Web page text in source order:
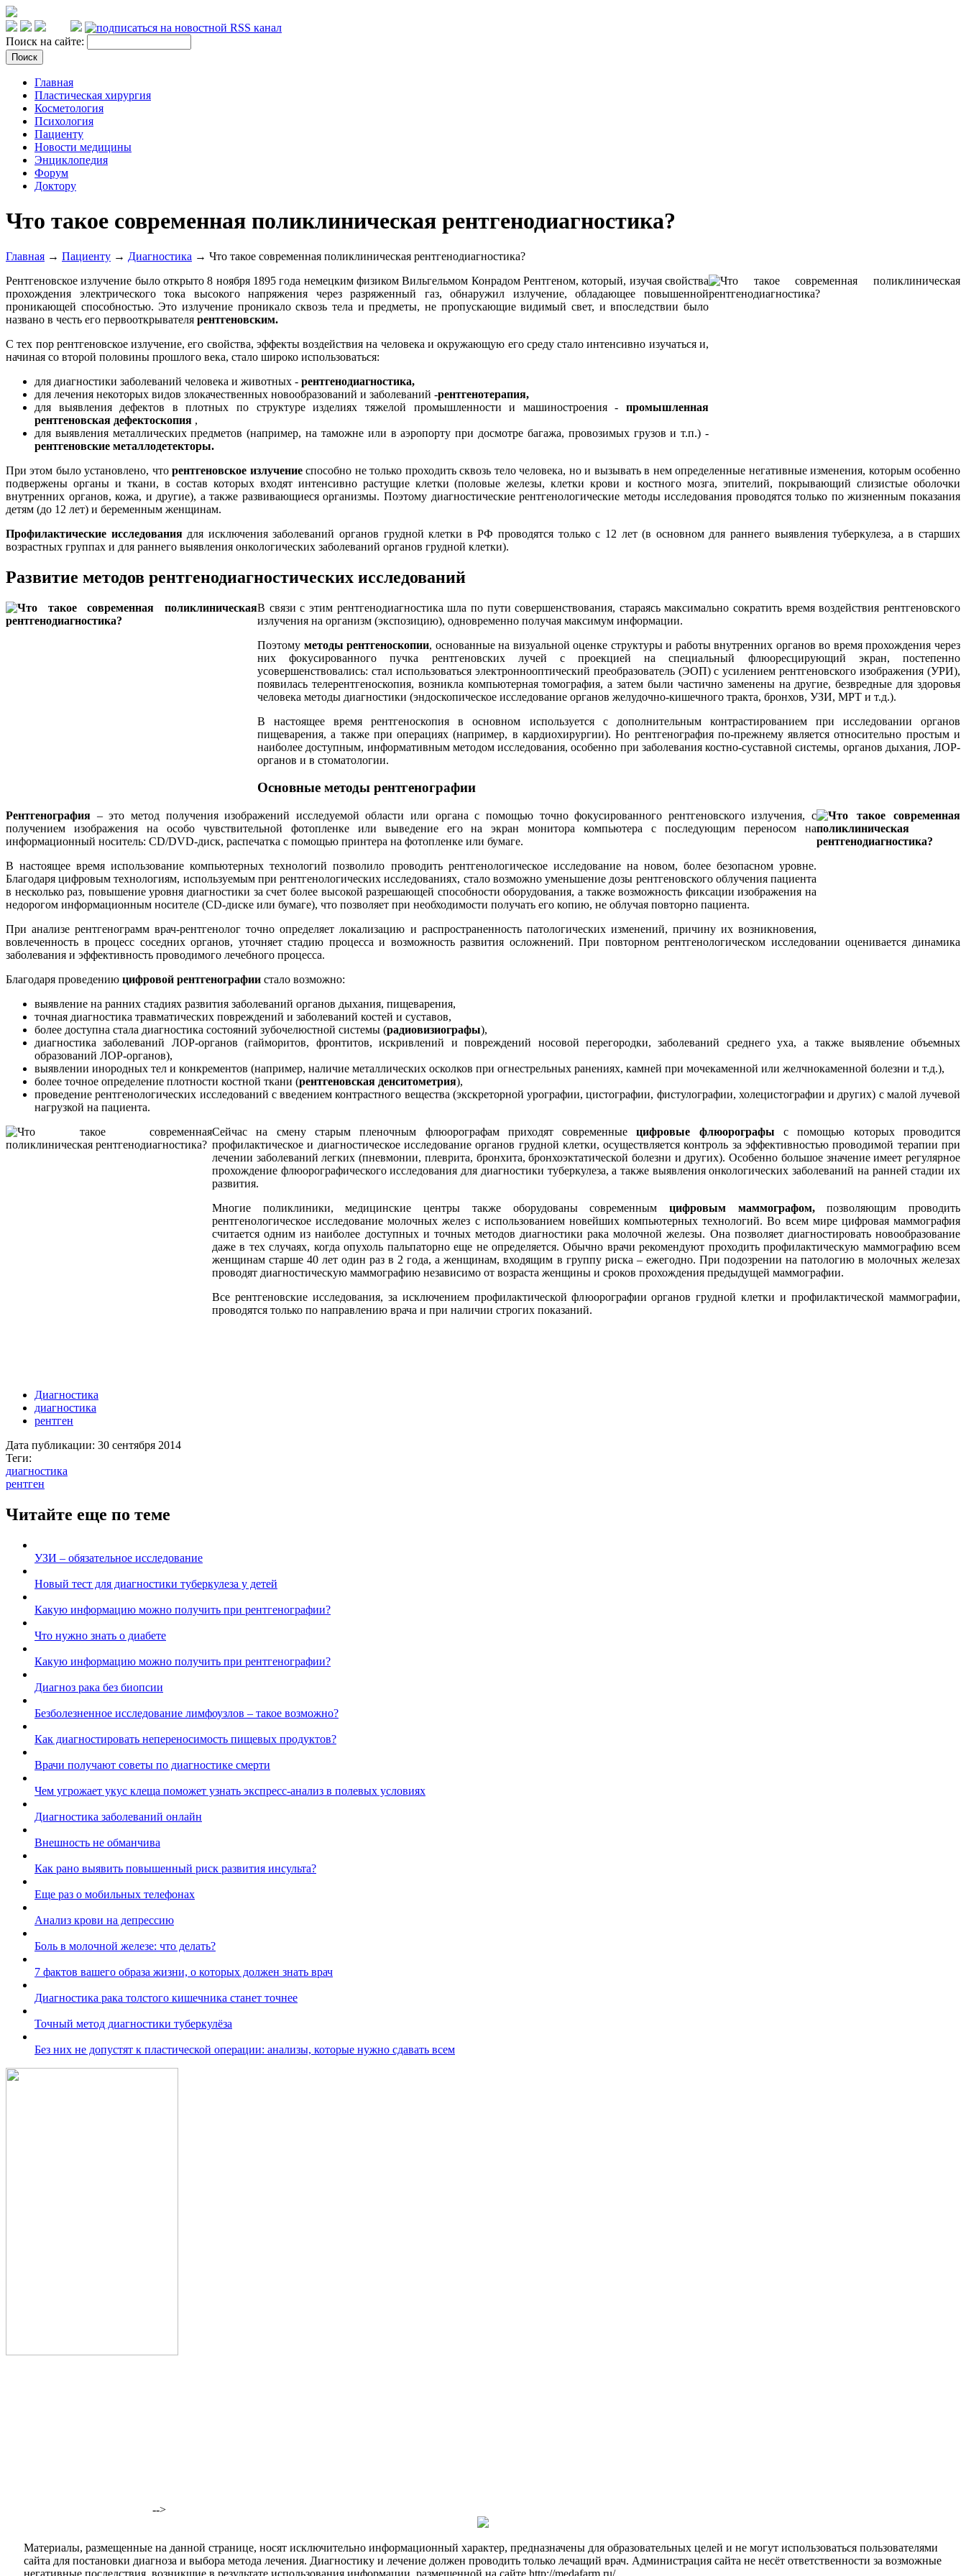
Поиск на сайте:
Главная
Пластическая хирургия
Косметология
Психология
Пациенту
Новости медицины
Энциклопедия
Форум
Доктору
Что такое современная поликлиническая рентгенодиагностика?
Главная → Пациенту → Диагностика → Что такое современная поликлиническая рентгенодиагностика?
Рентгеновское излучение было открыто 8 ноября 1895 года немецким физиком Вильгельмом Конрадом Рентгеном, который, изучая свойства
прохождения электрического тока высокого напряжения через разряженный газ, обнаружил излучение, обладающее повышенной
проникающей способностью. Это излучение проникало сквозь тела и предметы, не пропускающие видимый свет, и впоследствии было
названо в честь его первооткрывателя рентгеновским.
С тех пор рентгеновское излучение, его свойства, эффекты воздействия на человека и окружающую его среду стало интенсивно изучаться и,
начиная со второй половины прошлого века, стало широко использоваться:
для диагностики заболеваний человека и животных - рентгенодиагностика,
для лечения некоторых видов злокачественных новообразований и заболеваний -рентгенотерапия,
для выявления дефектов в плотных по структуре изделиях тяжелой промышленности и машиностроения - промышленная
рентгеновская дефектоскопия ,
для выявления металлических предметов (например, на таможне или в аэропорту при досмотре багажа, провозимых грузов и т.п.) -
рентгеновские металлодетекторы.
При этом было установлено, чторентгеновское излучениеспособно не только проходить сквозь тело человека, но и вызывать в нем определенные негативные изменения, которым особенно
подвержены органы и ткани, в состав которых входят интенсивно растущие клетки (половые железы, клетки крови и костного мозга, эпителий, покрывающий слизистые оболочки
внутренних органов, кожа, и другие), а также развивающиеся организмы. Поэтому диагностические рентгенологические методы исследования проводятся только по жизненным показания
детям (до 12 лет) и беременным женщинам.
Профилактические исследованиядля исключения заболеваний органов грудной клетки в РФ проводятся только с 12 лет (в основном для раннего выявления туберкулеза, а в старших
возрастных группах и для раннего выявления онкологических заболеваний органов грудной клетки).
Развитие методов рентгенодиагностических исследований
В связи с этим рентгенодиагностика шла по пути совершенствования, стараясь максимально сократить время воздействия рентгеновского
излучения на организм (экспозицию), одновременно получая максимум информации.
Поэтому методы рентгеноскопии, основанные на визуальной оценке структуры и работы внутренних органов во время прохождения через
них фокусированного пучка рентгеновских лучей с проекцией на специальный флюоресцирующий экран, постепенно
усовершенствовались: стал использоваться электроннооптический преобразователь (ЭОП) с усилением рентгеновского изображения (УРИ),
появилась телерентгеноскопия, возникла компьютерная томография, а затем были частично заменены на другие, безвредные для здоровья
человека методы диагностики (эндоскопическое исследование органов желудочно-кишечного тракта, бронхов, УЗИ, МРТ и т.д.).
В настоящее время рентгеноскопия в основном используется с дополнительным контрастированием при исследовании органов
пищеварения, а также при операциях (например, в кардиохирургии). Но рентгенография по-прежнему является относительно простым и
наиболее доступным, информативным методом исследования, особенно при заболевания костно-суставной системы, органов дыхания, ЛОР-
органов и в стоматологии.
Основные методы рентгенографии
Рентгенография – это метод получения изображений исследуемой области или органа с помощью точно фокусированного рентгеновского излучения, с
получением изображения на особо чувствительной фотопленке или выведение его на экран монитора компьютера с последующим переносом на
информационный носитель: CD/DVD-диск, распечатка с помощью принтера на фотопленке или бумаге.
В настоящее время использование компьютерных технологий позволило проводить рентгенологическое исследование на новом, более безопасном уровне.
Благодаря цифровым технологиям, используемым при рентгенологических исследованиях, стало возможно уменьшение дозы рентгеновского облучения пациента
в несколько раз, повышение уровня диагностики за счет более высокой разрешающей способности оборудования, а также возможность фиксации изображения на
недорогом информационным носителе (CD-диске или бумаге), что позволяет при необходимости получать его копию, не облучая повторно пациента.
При анализе рентгенограмм врач-рентгенолог точно определяет локализацию и распространенность патологических изменений, причину их возникновения,
вовлеченность в процесс соседних органов, уточняет стадию процесса и возможность развития осложнений. При повторном рентгенологическом исследовании оценивается динамика
заболевания и эффективность проводимого лечебного процесса.
Благодаря проведению цифровой рентгенографии стало возможно:
выявление на ранних стадиях развития заболеваний органов дыхания, пищеварения,
точная диагностика травматических повреждений и заболеваний костей и суставов,
более доступна стала диагностика состояний зубочелюстной системы (радиовизиографы),
диагностика заболеваний ЛОР-органов (гайморитов, фронтитов, искривлений и повреждений носовой перегородки, заболеваний среднего уха, а также выявление объемных
образований ЛОР-органов),
выявлении инородных тел и конкрементов (например, наличие металлических осколков при огнестрельных ранениях, камней при мочекаменной или желчнокаменной болезни и т.д.),
более точное определение плотности костной ткани (рентгеновская денситометрия),
проведение рентгенологических исследований с введением контрастного вещества (экскреторной урографии, цистографии, фистулографии, холецистографии и других) с малой лучевой
нагрузкой на пациента.
Сейчас на смену старым пленочным флюорографам приходят современныецифровые флюорографы с помощью которых проводится
профилактическое и диагностическое исследование органов грудной клетки, осуществляется контроль за эффективностью проводимой терапии при
лечении заболеваний легких (пневмонии, плеврита, бронхита, бронхоэктатической болезни и других). Особенно большое значение имеет регулярное
прохождение флюорографического исследования для диагностики туберкулеза, а также выявления онкологических заболеваний на ранней стадии их
развития.
Многие поликлиники, медицинские центры также оборудованы современным цифровым маммографом,позволяющим проводить
рентгенологическое исследование молочных желез с использованием новейших компьютерных технологий. Во всем мире цифровая маммография
считается одним из наиболее доступных и точных методов диагностики рака молочной железы. Она позволяет диагностировать новообразование
даже в тех случаях, когда опухоль пальпаторно еще не определяется. Обычно врачи рекомендуют проходить профилактическую маммографию всем
женщинам старше 40 лет один раз в 2 года, а женщинам, входящим в группу риска – ежегодно. При подозрении на патологию в молочных железах
проводят диагностическую маммографию независимо от возраста женщины и сроков прохождения предыдущей маммографии.
Все рентгеновские исследования, за исключением профилактической флюорографии органов грудной клетки и профилактической маммографии,
проводятся только по направлению врача и при наличии строгих показаний.
Диагностика
диагностика
рентген
Дата публикации: 30 сентября 2014
Теги:
диагностика
рентген
Читайте еще по теме
УЗИ – обязательное исследование
Новый тест для диагностики туберкулеза у детей
Какую информацию можно получить при рентгенографии?
Что нужно знать о диабете
Какую информацию можно получить при рентгенографии?
Диагноз рака без биопсии
Безболезненное исследование лимфоузлов – такое возможно?
Как диагностировать непереносимость пищевых продуктов?
Врачи получают советы по диагностике смерти
Чем угрожает укус клеща поможет узнать экспресс-анализ в полевых условиях
Диагностика заболеваний онлайн
Внешность не обманчива
Как рано выявить повышенный риск развития инсульта?
Еще раз о мобильных телефонах
Анализ крови на депрессию
Боль в молочной железе: что делать?
7 фактов вашего образа жизни, о которых должен знать врач
Диагностика рака толстого кишечника станет точнее
Точный метод диагностики туберкулёза
Без них не допустят к пластической операции: анализы, которые нужно сдавать всем
-->
Материалы, размещенные на данной странице, носят исключительно информационный характер, предназначены для образовательных целей и не могут использоваться пользователями
сайта для постановки диагноза и выбора метода лечения. Диагностику и лечение должен проводить только лечащий врач. Администрация сайта не несёт ответственности за возможные
негативные последствия, возникшие в результате использования информации, размещенной на сайте http://medafarm.ru/.